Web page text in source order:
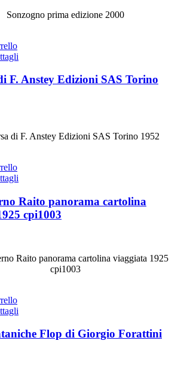
Sonzogno prima edizione 2000
F. Anstey Edizioni SAS Torino
di F. Anstey Edizioni SAS Torino 1952
Raito panorama cartolina
cpi1003
Raito panorama cartolina viaggiata 1925
cpi1003
Flop di Giorgio Forattini